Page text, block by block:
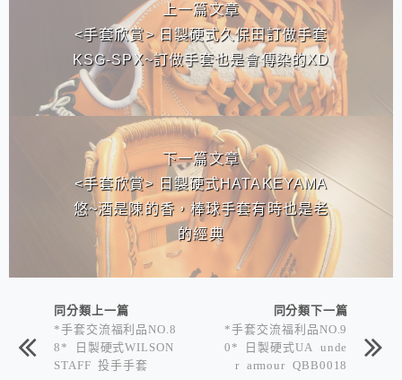
上一篇文章
<手套欣賞> 日製硬式久保田訂做手套
KSG-SPX~訂做手套也是會傳染的XD
下一篇文章
<手套欣賞> 日製硬式HATAKEYAMA
悠~酒是陳的香，棒球手套有時也是老
的經典
同分類上一篇
*手套交流福利品NO.8
8* 日製硬式WILSON
STAFF 投手手套
同分類下一篇
*手套交流福利品NO.9
0* 日製硬式UA unde
r armour QBB0018